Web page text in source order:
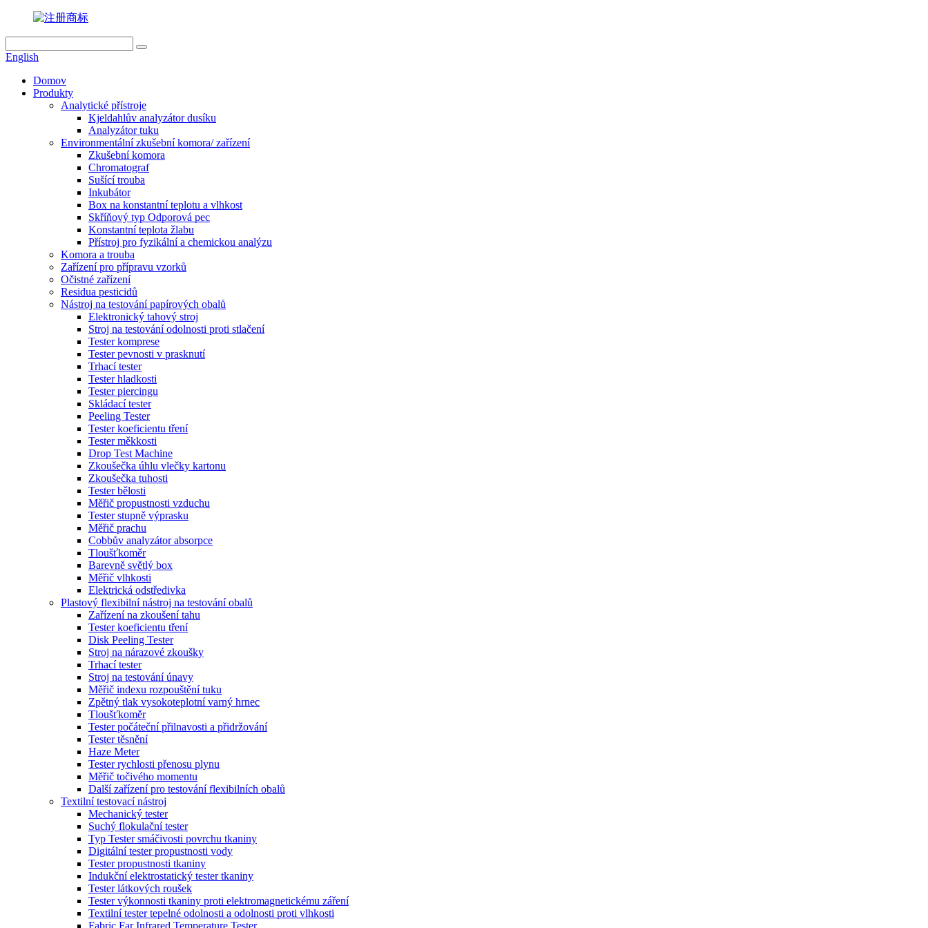
English
Domov
Produkty
Analytické přístroje
Kjeldahlův analyzátor dusíku
Analyzátor tuku
Environmentální zkušební komora/ zařízení
Zkušební komora
Chromatograf
Sušící trouba
Inkubátor
Box na konstantní teplotu a vlhkost
Skříňový typ Odporová pec
Konstantní teplota žlabu
Přístroj pro fyzikální a chemickou analýzu
Komora a trouba
Zařízení pro přípravu vzorků
Očistné zařízení
Residua pesticidů
Nástroj na testování papírových obalů
Elektronický tahový stroj
Stroj na testování odolnosti proti stlačení
Tester komprese
Tester pevnosti v prasknutí
Trhací tester
Tester hladkosti
Tester piercingu
Skládací tester
Peeling Tester
Tester koeficientu tření
Tester měkkosti
Drop Test Machine
Zkoušečka úhlu vlečky kartonu
Zkoušečka tuhosti
Tester bělosti
Měřič propustnosti vzduchu
Tester stupně výprasku
Měřič prachu
Cobbův analyzátor absorpce
Tloušťkoměr
Barevně světlý box
Měřič vlhkosti
Elektrická odstředivka
Plastový flexibilní nástroj na testování obalů
Zařízení na zkoušení tahu
Tester koeficientu tření
Disk Peeling Tester
Stroj na nárazové zkoušky
Trhací tester
Stroj na testování únavy
Měřič indexu rozpouštění tuku
Zpětný tlak vysokoteplotní varný hrnec
Tloušťkoměr
Tester počáteční přilnavosti a přidržování
Tester těsnění
Haze Meter
Tester rychlosti přenosu plynu
Měřič točivého momentu
Další zařízení pro testování flexibilních obalů
Textilní testovací nástroj
Mechanický tester
Suchý flokulační tester
Typ Tester smáčivosti povrchu tkaniny
Digitální tester propustnosti vody
Tester propustnosti tkaniny
Indukční elektrostatický tester tkaniny
Tester látkových roušek
Tester výkonnosti tkaniny proti elektromagnetickému záření
Textilní tester tepelné odolnosti a odolnosti proti vlhkosti
Fabric Far Infrared Temperature Tester